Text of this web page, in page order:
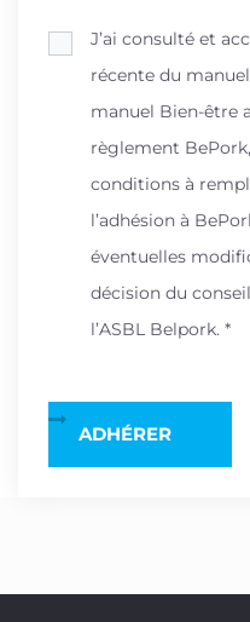
J’ai consulté et
récente du
manuel Bien-être
règlement
conditions à
l’adhésion à
éventuelles
décision du
l’ASBL Belpork. *
ADHÉRER